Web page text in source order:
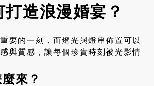
造浪漫婚宴？
要的一刻，而燈光與燈串佈置可以
與質感，讓每個珍貴時刻被光影情
來？